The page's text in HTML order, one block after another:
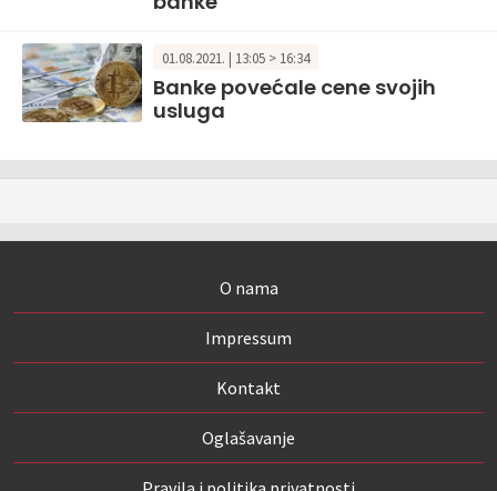
01.08.2021. | 13:05 > 16:34
Banke povećale cene svojih
usluga
O nama
Impressum
Kontakt
Oglašavanje